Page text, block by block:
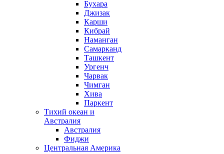
Бухара
Джизак
Карши
Кибрай
Наманган
Самарканд
Ташкент
Ургенч
Чарвак
Чимган
Хива
Паркент
Тихий океан и
Австралия
Австралия
Фиджи
Центральная Америка